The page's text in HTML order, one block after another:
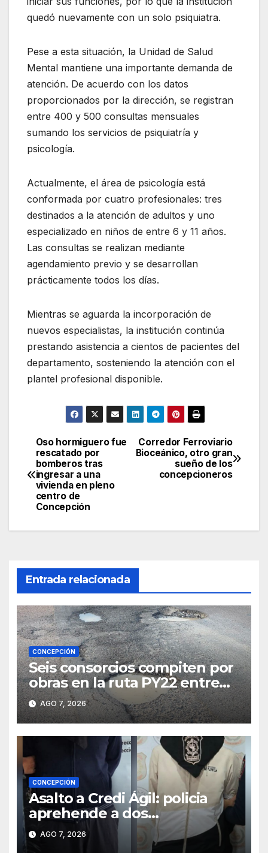
quedó nuevamente con un solo psiquiatra.
Pese a esta situación, la Unidad de Salud
Mental mantiene una importante demanda de
atención. De acuerdo con los datos
proporcionados por la dirección, se registran
entre 400 y 500 consultas mensuales
sumando los servicios de psiquiatría y
psicología.
Actualmente, el área de psicología está
conformada por cuatro profesionales: tres
destinados a la atención de adultos y uno
especializado en niños de entre 6 y 11 años.
Las consultas se realizan mediante
agendamiento previo y se desarrollan
prácticamente todos los días.
Mientras se aguarda la incorporación de
nuevos especialistas, la institución continúa
prestando asistencia a cientos de pacientes del
departamento, sosteniendo la atención con el
plantel profesional disponible.
Navegación
de
entradas
Corredor Ferroviario
Bioceánico, otro gran
sueño de los
concepcioneros
Oso hormiguero fue
rescatado por
bomberos tras
ingresar a una
vivienda en pleno
centro de
Concepción
Entrada relacionada
CONCEPCIÓN
Seis consorcios compiten por
obras en la ruta PY22 entre
Concepción y Vallemí
AGO 7, 2026
CONCEPCIÓN
Asalto a Credi Ágil: policia
aprehende a dos
sospechosos e incauta
evidencias en Concepción
AGO 7, 2026